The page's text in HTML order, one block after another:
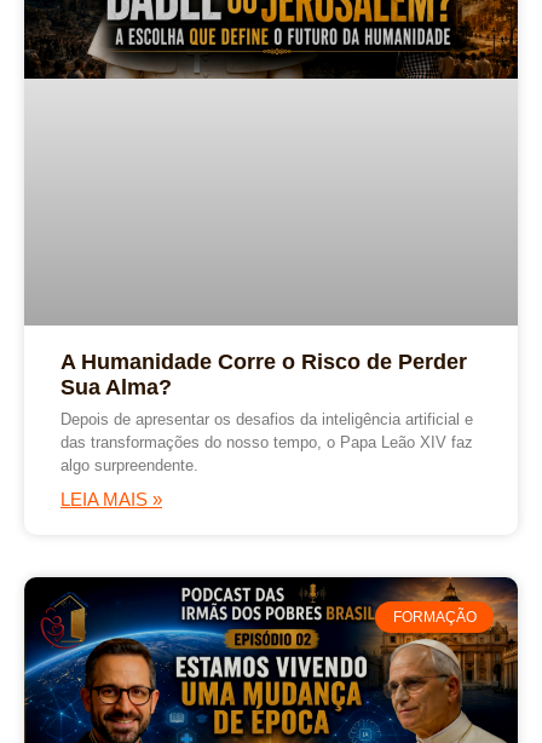
A Humanidade Corre o Risco de Perder
Sua Alma?
Depois de apresentar os desafios da inteligência artificial e
das transformações do nosso tempo, o Papa Leão XIV faz
algo surpreendente.
LEIA MAIS »
FORMAÇÃO